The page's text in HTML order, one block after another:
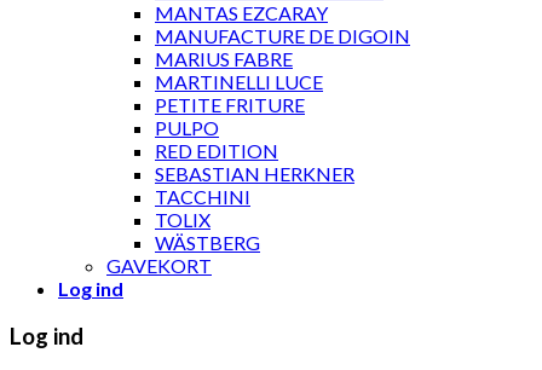
MANTAS EZCARAY
MANUFACTURE DE DIGOIN
MARIUS FABRE
MARTINELLI LUCE
PETITE FRITURE
PULPO
RED EDITION
SEBASTIAN HERKNER
TACCHINI
TOLIX
WÄSTBERG
GAVEKORT
Log ind
Log ind